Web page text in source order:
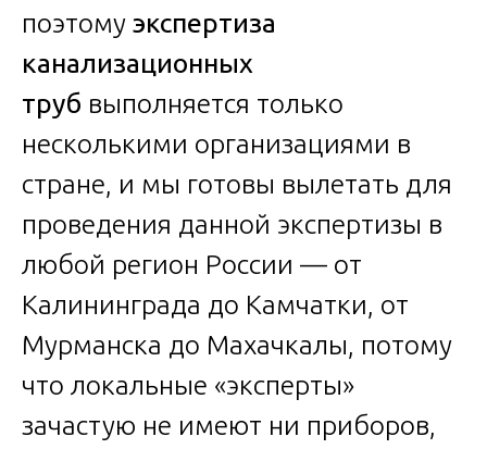
поэтому экспертиза
канализационных
труб выполняется только
несколькими организациями в
стране, и мы готовы вылетать для
проведения данной экспертизы в
любой регион России — от
Калининграда до Камчатки, от
Мурманска до Махачкалы, потому
что локальные «эксперты»
зачастую не имеют ни приборов,